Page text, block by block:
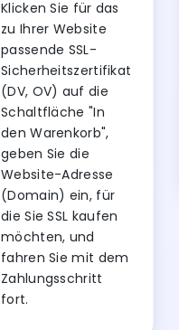
Klicken Sie für das
zu Ihrer Website
passende SSL-
Sicherheitszertifikat
(DV, OV) auf die
Schaltfläche "In
den Warenkorb",
geben Sie die
Website-Adresse
(Domain) ein, für
die Sie SSL kaufen
möchten, und
fahren Sie mit dem
Zahlungsschritt
fort.